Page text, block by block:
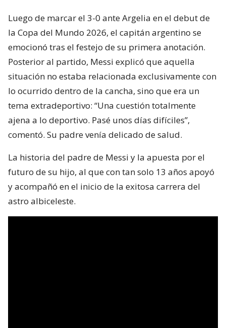
Luego de marcar el 3-0 ante Argelia en el debut de
la Copa del Mundo 2026, el capitán argentino se
emocionó tras el festejo de su primera anotación.
Posterior al partido, Messi explicó que aquella
situación no estaba relacionada exclusivamente con
lo ocurrido dentro de la cancha, sino que era un
tema extradeportivo: “Una cuestión totalmente
ajena a lo deportivo. Pasé unos días difíciles”,
comentó. Su padre venía delicado de salud.
La historia del padre de Messi y la apuesta por el
futuro de su hijo, al que con tan solo 13 años apoyó
y acompañó en el inicio de la exitosa carrera del
astro albiceleste.